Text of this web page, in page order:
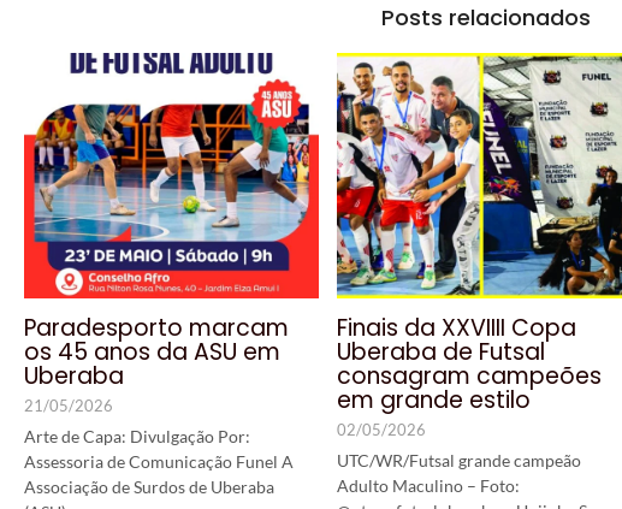
Posts relacionados
Paradesporto marcam
os 45 anos da ASU em
Uberaba
21/05/2026
Arte de Capa: Divulgação Por:
Assessoria de Comunicação Funel A
Associação de Surdos de Uberaba
Finais da XXVIIII Copa
Uberaba de Futsal
consagram campeões
em grande estilo
02/05/2026
UTC/WR/Futsal grande campeão
Adulto Maculino – Foto: